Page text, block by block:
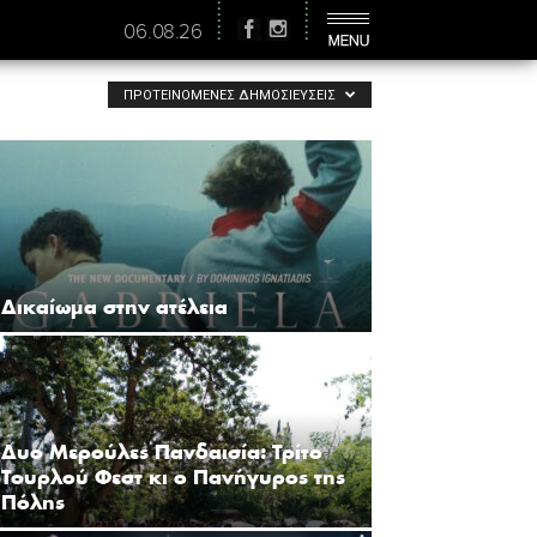
06.08.26
ΠΡΟΤΕΙΝΌΜΕΝΕΣ ΔΗΜΟΣΙΕΎΣΕΙΣ
Δικαίωμα στην ατέλεια
Δυο Μερούλες Πανδαισία: Τρίτο
Τουρλού Φεστ κι ο Πανήγυρος της
Πόλης